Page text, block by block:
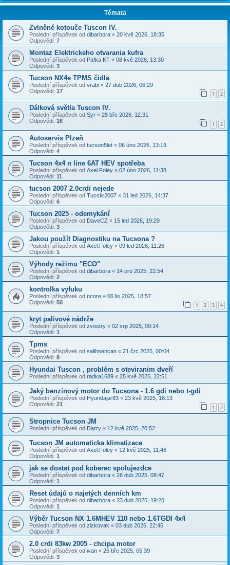
Témata
Zvlněné kotouče Tuscon IV.
Poslední příspěvek od dibarbora « 20 kvě 2026, 18:35
Odpovědi: 7
Montaz Elektrickeho otvarania kufra
Poslední příspěvek od Pafka KT « 08 kvě 2026, 13:30
Odpovědi: 3
Tucson NX4e TPMS čidla
Poslední příspěvek od vrabi « 27 dub 2026, 06:29
Odpovědi: 17 1 2
Dálková světla Tuscon IV.
Poslední příspěvek od Syr « 25 bře 2026, 12:31
Odpovědi: 16 1 2
Autoservis Plzeň
Poslední příspěvek od tucson5let « 06 úno 2026, 13:19
Odpovědi: 4
Tucson 4x4 n line 6AT HEV spotřeba
Poslední příspěvek od Axel.Foley « 02 úno 2026, 11:38
Odpovědi: 11
tucson 2007 2.0crdi nejede
Poslední příspěvek od Tucsík2007 « 31 led 2026, 14:37
Odpovědi: 6
Tucson 2025 - odemykání
Poslední příspěvek od DaveCZ « 15 led 2026, 19:29
Odpovědi: 3
Jakou použít Diagnostiku na Tucsona ?
Poslední příspěvek od Axel.Foley « 09 led 2026, 11:26
Odpovědi: 1
Výhody režimu "ECO"
Poslední příspěvek od dibarbora « 14 pro 2025, 22:54
Odpovědi: 2
kontrolka vyfuku
Poslední příspěvek od ncore « 06 lis 2025, 18:57
Odpovědi: 50 1 2 3 4
kryt palivové nádrže
Poslední příspěvek od zvostry « 02 srp 2025, 09:14
Odpovědi: 1
Tpms
Poslední příspěvek od salihsencan « 21 črc 2025, 00:04
Odpovědi: 8
Hyundai Tuscon , problém s oteviranim dveří
Poslední příspěvek od radka1689 « 25 kvě 2025, 22:51
Jaký benzínový motor do Tucsona - 1.6 gdi nebo t-gdi
Poslední příspěvek od Hyundajar83 « 23 kvě 2025, 18:13
Odpovědi: 21 1 2
Stropnice Tucson JM
Poslední příspěvek od Darry « 12 kvě 2025, 20:52
Tucson JM automaticka klimatizace
Poslední příspěvek od Axel.Foley « 12 kvě 2025, 11:46
Odpovědi: 1
jak se dostat pod koberec spolujezdce
Poslední příspěvek od dibarbora « 26 dub 2025, 08:47
Odpovědi: 1
Reset údajů o najetých denních km
Poslední příspěvek od dibarbora « 23 dub 2025, 19:20
Odpovědi: 1
Výběr Tucson NX 1.6MHEV 110 nebo 1.6TGDI 4x4
Poslední příspěvek od zizkovak « 03 dub 2025, 22:45
Odpovědi: 7
2.0 crdi 83kw 2005 - chcipa motor
Poslední příspěvek od ivan « 25 bře 2025, 05:39
Odpovědi: 3